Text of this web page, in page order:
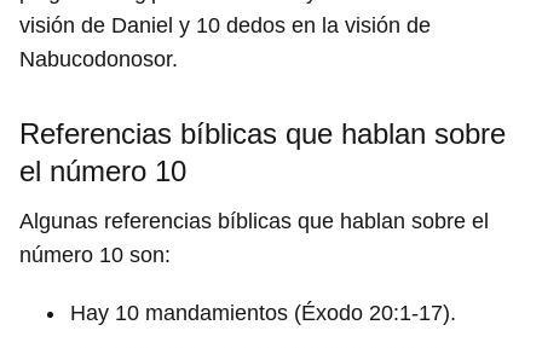
visión de Daniel y 10 dedos en la visión de
Nabucodonosor.
Referencias bíblicas que hablan sobre
el número 10
Algunas referencias bíblicas que hablan sobre el
número 10 son:
Hay 10 mandamientos (Éxodo 20:1-17).